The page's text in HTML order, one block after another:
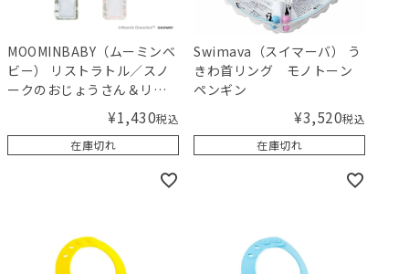
MOOMINBABY（ムーミンベ
ビー） リストラトル／スノ
ークのおじょうさん＆リト
¥1,430税込
在庫切れ
Swimava（スイマーバ） う
きわ首リング モノトーン
ペンギン
¥3,520税込
在庫切れ